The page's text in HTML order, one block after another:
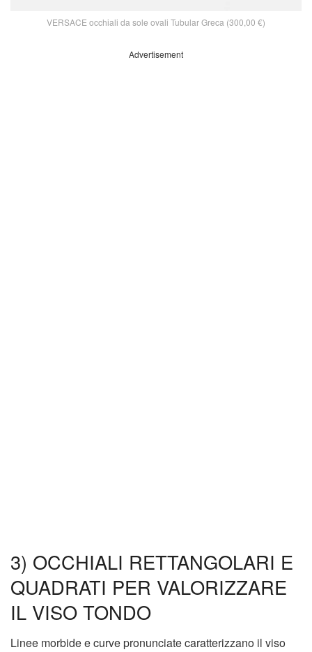
VERSACE occhiali da sole ovali Tubular Greca (300,00 €)
Advertisement
3) OCCHIALI RETTANGOLARI E
QUADRATI PER VALORIZZARE
IL VISO TONDO
Linee morbide e curve pronunciate caratterizzano il viso